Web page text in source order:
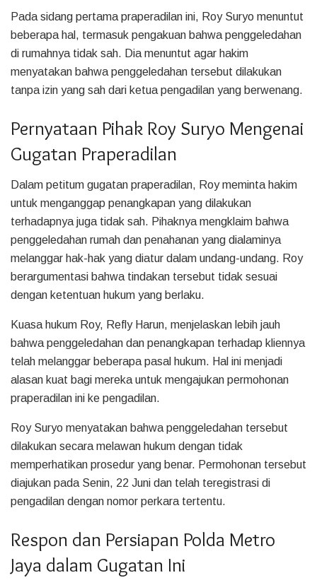
Pada sidang pertama praperadilan ini, Roy Suryo menuntut
beberapa hal, termasuk pengakuan bahwa penggeledahan
di rumahnya tidak sah. Dia menuntut agar hakim
menyatakan bahwa penggeledahan tersebut dilakukan
tanpa izin yang sah dari ketua pengadilan yang berwenang.
Pernyataan Pihak Roy Suryo Mengenai
Gugatan Praperadilan
Dalam petitum gugatan praperadilan, Roy meminta hakim
untuk menganggap penangkapan yang dilakukan
terhadapnya juga tidak sah. Pihaknya mengklaim bahwa
penggeledahan rumah dan penahanan yang dialaminya
melanggar hak-hak yang diatur dalam undang-undang. Roy
berargumentasi bahwa tindakan tersebut tidak sesuai
dengan ketentuan hukum yang berlaku.
Kuasa hukum Roy, Refly Harun, menjelaskan lebih jauh
bahwa penggeledahan dan penangkapan terhadap kliennya
telah melanggar beberapa pasal hukum. Hal ini menjadi
alasan kuat bagi mereka untuk mengajukan permohonan
praperadilan ini ke pengadilan.
Roy Suryo menyatakan bahwa penggeledahan tersebut
dilakukan secara melawan hukum dengan tidak
memperhatikan prosedur yang benar. Permohonan tersebut
diajukan pada Senin, 22 Juni dan telah teregistrasi di
pengadilan dengan nomor perkara tertentu.
Respon dan Persiapan Polda Metro
Jaya dalam Gugatan Ini